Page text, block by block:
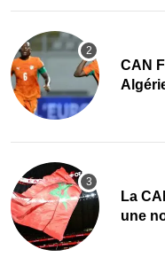
CAN
La
une